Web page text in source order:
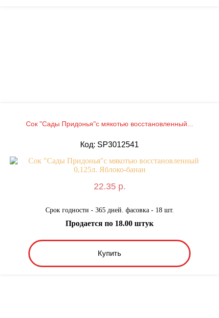
Сок "Сады Придонья"с мякотью восстановленный...
Код: SP3012541
22.35 р.
Срок годности - 365 дней. фасовка - 18 шт.
Купить
Продается по 18.00 штук